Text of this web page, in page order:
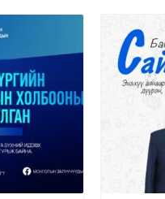
салбар
удирдах